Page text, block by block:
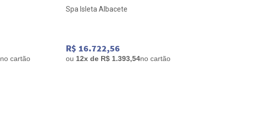
no cartão
Spa Isleta Albacete
R$ 16.722,56
ou 12x de R$ 1.393,54no cartão